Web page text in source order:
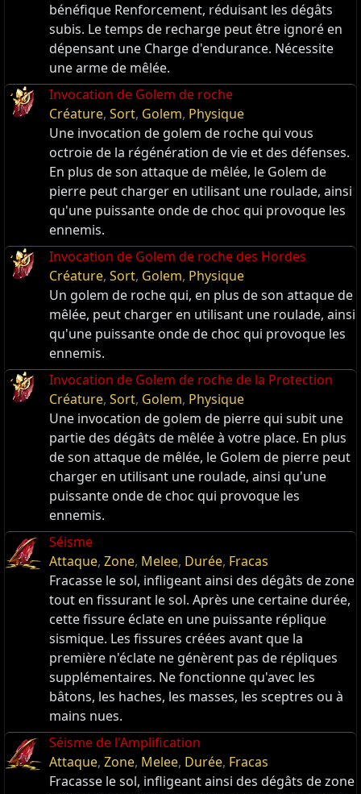
bénéfique Renforcement, réduisant les dégâts
subis. Le temps de recharge peut être ignoré en
dépensant une Charge d'endurance. Nécessite
une arme de mêlée.
Invocation de Golem de roche
Créature, Sort, Golem, Physique
Une invocation de golem de roche qui vous
octroie de la régénération de vie et des défenses.
En plus de son attaque de mêlée, le Golem de
pierre peut charger en utilisant une roulade, ainsi
qu'une puissante onde de choc qui provoque les
ennemis.
Invocation de Golem de roche des Hordes
Créature, Sort, Golem, Physique
Un golem de roche qui, en plus de son attaque de
mêlée, peut charger en utilisant une roulade, ainsi
qu'une puissante onde de choc qui provoque les
ennemis.
Invocation de Golem de roche de la Protection
Créature, Sort, Golem, Physique
Une invocation de golem de pierre qui subit une
partie des dégâts de mêlée à votre place. En plus
de son attaque de mêlée, le Golem de pierre peut
charger en utilisant une roulade, ainsi qu'une
puissante onde de choc qui provoque les
ennemis.
Séisme
Attaque, Zone, Melee, Durée, Fracas
Fracasse le sol, infligeant ainsi des dégâts de zone
tout en fissurant le sol. Après une certaine durée,
cette fissure éclate en une puissante réplique
sismique. Les fissures créées avant que la
première n'éclate ne génèrent pas de répliques
supplémentaires. Ne fonctionne qu'avec les
bâtons, les haches, les masses, les sceptres ou à
mains nues.
Séisme de l'Amplification
Attaque, Zone, Melee, Durée, Fracas
Fracasse le sol, infligeant ainsi des dégâts de zone